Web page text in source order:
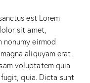
est Lorem
sit amet,
eirmod
aliquyam erat.
voluptatem quia
quia. Dicta sunt